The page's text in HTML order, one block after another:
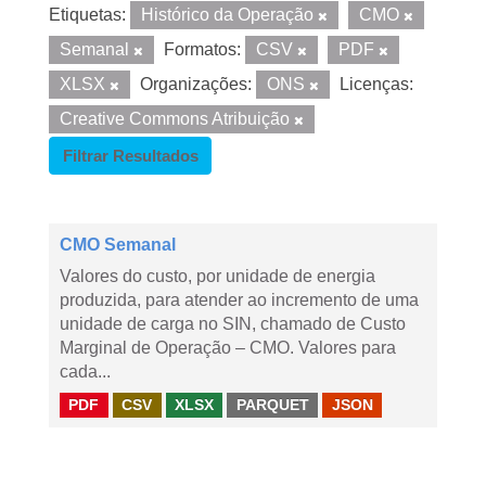
Etiquetas: Histórico da Operação
CMO
Semanal
Formatos: CSV
PDF
XLSX
Organizações: ONS
Licenças:
Creative Commons Atribuição
Filtrar Resultados
CMO Semanal
Valores do custo, por unidade de energia
produzida, para atender ao incremento de uma
unidade de carga no SIN, chamado de Custo
Marginal de Operação – CMO. Valores para
cada...
PDF CSV XLSX PARQUET JSON